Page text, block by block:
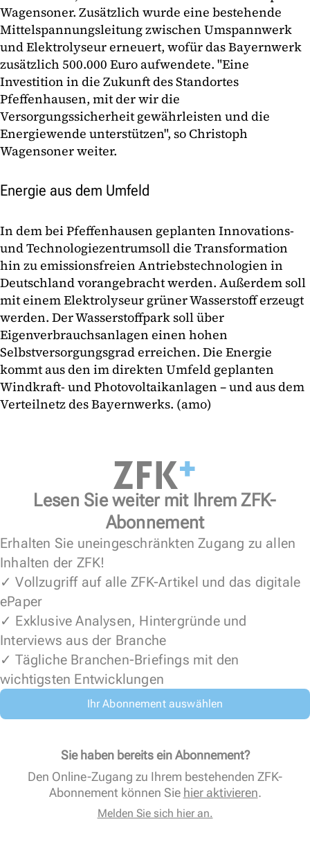
Wagensoner. Zusätzlich wurde eine bestehende
Mittelspannungsleitung zwischen Umspannwerk
und Elektrolyseur erneuert, wofür das Bayernwerk
zusätzlich 500.000 Euro aufwendete. "Eine
Investition in die Zukunft des Standortes
Pfeffenhausen, mit der wir die
Versorgungssicherheit gewährleisten und die
Energiewende unterstützen", so Christoph
Wagensoner weiter.
Energie aus dem Umfeld
In dem bei Pfeffenhausen geplanten Innovations-
und Technologiezentrumsoll die Transformation
hin zu emissionsfreien Antriebstechnologien in
Deutschland vorangebracht werden. Außerdem soll
mit einem Elektrolyseur grüner Wasserstoff erzeugt
werden. Der Wasserstoffpark soll über
Eigenverbrauchsanlagen einen hohen
Selbstversorgungsgrad erreichen. Die Energie
kommt aus den im direkten Umfeld geplanten
Windkraft- und Photovoltaikanlagen – und aus dem
Verteilnetz des Bayernwerks. (amo)
Lesen Sie weiter mit Ihrem ZFK-
Abonnement
Erhalten Sie uneingeschränkten Zugang zu allen
Inhalten der ZFK!
✓ Vollzugriff auf alle ZFK-Artikel und das digitale
ePaper
✓ Exklusive Analysen, Hintergründe und
Interviews aus der Branche
✓ Tägliche Branchen-Briefings mit den
wichtigsten Entwicklungen
Ihr Abonnement auswählen
Sie haben bereits ein Abonnement?
Den Online-Zugang zu Ihrem bestehenden ZFK-
Abonnement können Sie hier aktivieren.
Melden Sie sich hier an.